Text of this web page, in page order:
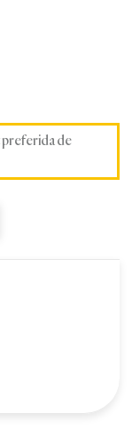
preferida de